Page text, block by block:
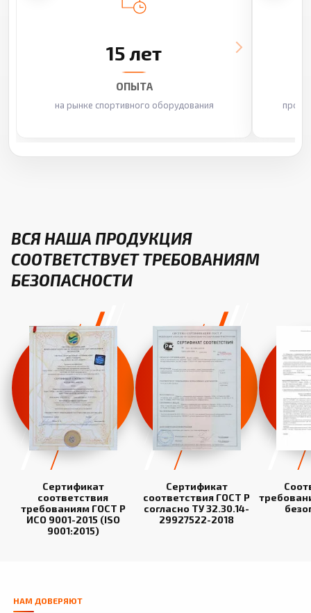
15 лет
ОПЫТА
на рынке спортивного оборудования
ВСЯ НАША ПРОДУКЦИЯ
СООТВЕТСТВУЕТ ТРЕБОВАНИЯМ
БЕЗОПАСНОСТИ
Сертификат
соответствия
требованиям ГОСТ Р
ИСО 9001-2015 (ISO
9001:2015)
Сертификат
соответствия ГОСТ Р
согласно ТУ 32.30.14-
29927522-2018
НАМ ДОВЕРЯЮТ